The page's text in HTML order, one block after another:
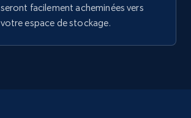
seront facilement acheminées vers
votre espace de stockage.